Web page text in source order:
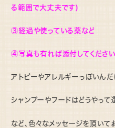
る範囲で大丈夫です)
③経過や使っている薬など
④写真も有れば添付してくださ
アトピーやアレルギーっぽいんだ
シャンプーやフードはどうやって
など、色々なメッセージを頂いて